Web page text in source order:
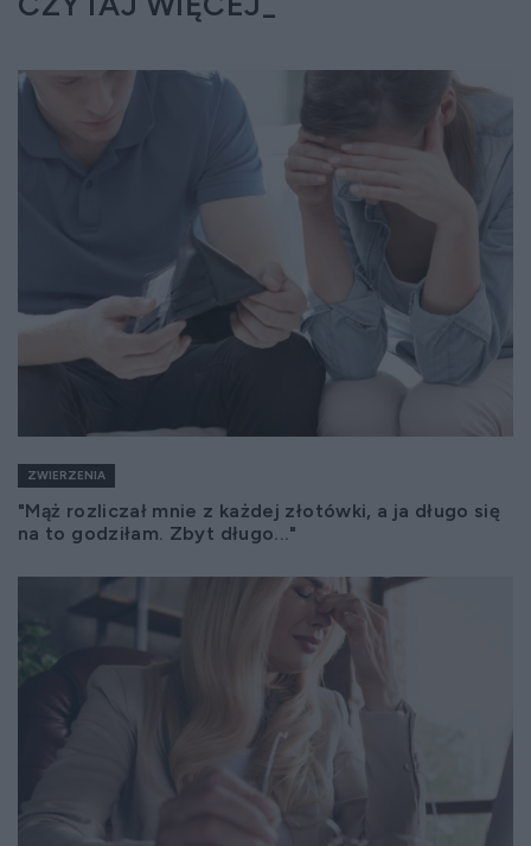
ZWIERZENIA
"Mąż rozliczał mnie z każdej złotówki, a ja długo się
na to godziłam. Zbyt długo..."